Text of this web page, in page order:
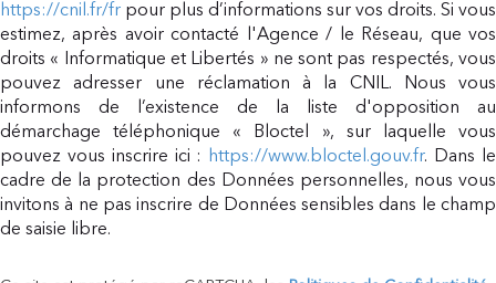
https://cnil.fr/fr pour plus d’informations sur vos droits. Si vous
estimez, après avoir contacté l'Agence / le Réseau, que vos
droits « Informatique et Libertés » ne sont pas respectés, vous
pouvez adresser une réclamation à la CNIL. Nous vous
informons de l’existence de la liste d'opposition au
démarchage téléphonique « Bloctel », sur laquelle vous
pouvez vous inscrire ici : https://www.bloctel.gouv.fr. Dans le
cadre de la protection des Données personnelles, nous vous
invitons à ne pas inscrire de Données sensibles dans le champ
de saisie libre.